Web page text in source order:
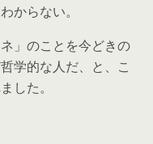
からない。
」のことを今どきの
学的な人だ、と、こ
した。